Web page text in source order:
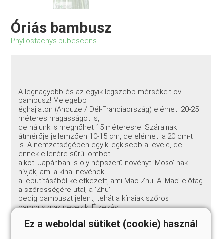
Óriás bambusz
Phyllostachys pubescens
A legnagyobb és az egyik legszebb mérsékelt övi
bambusz! Melegebb
éghajlaton (Anduze / Dél-Franciaország) elérheti 20-25
méteres magasságot is,
de nálunk is megnőhet 15 méteresre! Szárainak
átmérője jellemzően 10-15 cm, de elérheti a 20 cm-t
is. A nemzetségében egyik legkisebb a levele, de
ennek ellenére sűrű lombot
alkot. Japánban is oly népszerű növényt ’Moso’-nak
hívják, ami a kínai nevének
a lebutításából keletkezett, ami Mao Zhu. A ’Mao’ előtag
a szőrösségére utal, a ’Zhu’
pedig bambuszt jelent, tehát a kínaiak szőrös
bambusznak nevezik. Étkezési
Kínában.
Ez a weboldal sütiket (cookie) használ